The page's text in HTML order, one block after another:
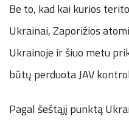
Be to, kad kai kurios
Ukrainai, Zaporižios
Ukrainoje ir šiuo metu
būtų perduota JAV
Pagal šeštąjį punktą